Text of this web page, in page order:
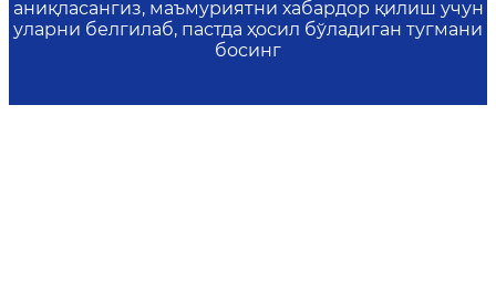
аниқласангиз, маъмуриятни хабардор қилиш учун
уларни белгилаб, пастда ҳосил бўладиган тугмани
босинг